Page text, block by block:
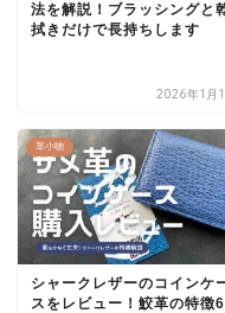
法を解説！ブラッシングと
拭きだけで長持ちします
2026年1月
革小物
シャークレザーのコインケ
スをレビュー！鮫革の特徴